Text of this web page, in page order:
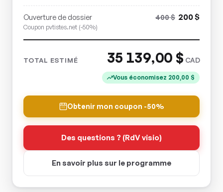
Ouverture de dossier
Coupon pvtistes.net (-50%)
400$ 200$
TOTAL ESTIMÉ 35 139,00 $ CAD
Vous économisez 200,00 $
Obtenir mon coupon -50%
Des questions ? (RdV visio)
En savoir plus sur le programme